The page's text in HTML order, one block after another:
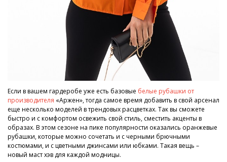
Если в вашем гардеробе уже есть базовые белые рубашки от
производителя «Аржен», тогда самое время добавить в свой арсенал
еще несколько моделей в трендовых расцветках. Так вы сможете
быстро и с комфортом освежить свой стиль, сместить акценты в
образах. В этом сезоне на пике популярности оказались оранжевые
рубашки, которые можно сочетать и с черными брючными
костюмами, и с цветными джинсами или юбками. Такая вещь –
новый маст хэв для каждой модницы.